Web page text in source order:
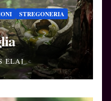
STREGONERIA
ELAI